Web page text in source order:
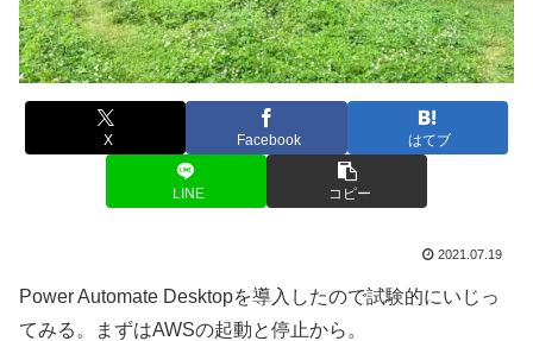
X Facebook はてブ
LINE コピー
2021.07.19
Power Automate Desktopを導入したので試験的にいじっ
てみる。まずはAWSの起動と停止から。